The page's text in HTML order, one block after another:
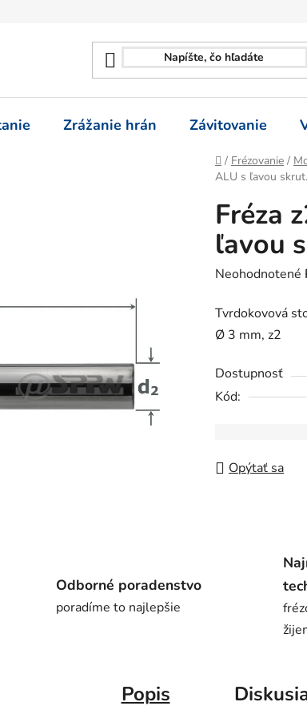
Zrážanie hrán Závitovanie
Domov
/ Frézovanie /
ALU s ľavou skrut.
Fréza
ľavou
Priemerné
produktu
je
z
5
Neohodnotené
Tvrdokovová
Ø 3 mm, z2
Dostupnosť
Kód:
Opýtať sa
Odborné poradenstvo
poradíme to najlepšie
Popis